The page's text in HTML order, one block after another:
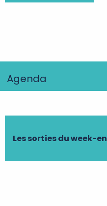
Agenda
Les sorties du week-